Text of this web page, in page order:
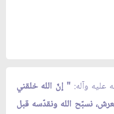
عليه وآله: " إنّ الله خلقني
نسبّح الله ونقدّسه قبل